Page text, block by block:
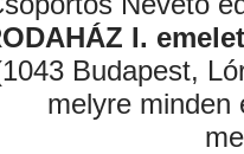
I.
1043 Budapest,
melyre minden